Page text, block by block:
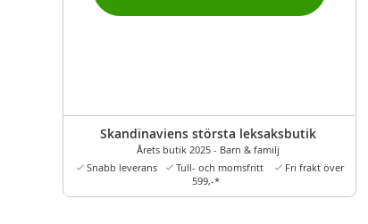
Skandinaviens största leksaksbutik
Årets butik 2025 - Barn & familj
Snabb leverans
Tull- och momsfritt
Fri frakt över
599,-*